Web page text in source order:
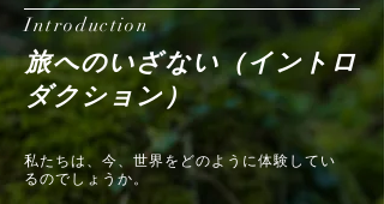
Introduction
旅へのいざない（イントロ
ダクション）
私たちは、今、世界をどのように体験してい
るのでしょうか。